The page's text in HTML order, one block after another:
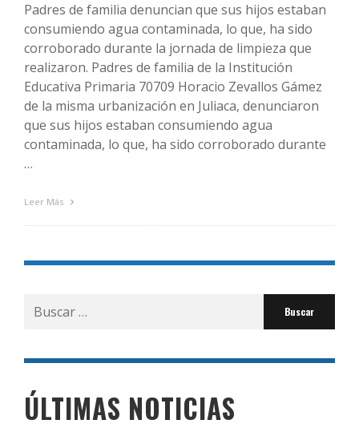
Padres de familia denuncian que sus hijos estaban
consumiendo agua contaminada, lo que, ha sido
corroborado durante la jornada de limpieza que
realizaron. Padres de familia de la Institución
Educativa Primaria 70709 Horacio Zevallos Gámez
de la misma urbanización en Juliaca, denunciaron
que sus hijos estaban consumiendo agua
contaminada, lo que, ha sido corroborado durante
…
Leer Más
Buscar
por:
ÚLTIMAS NOTICIAS